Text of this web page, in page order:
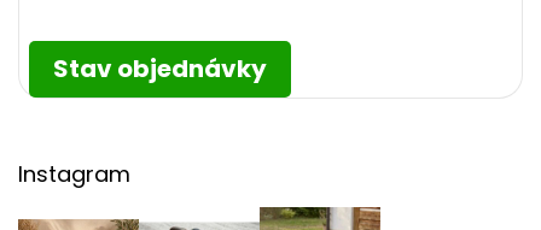
Stav objednávky
Instagram